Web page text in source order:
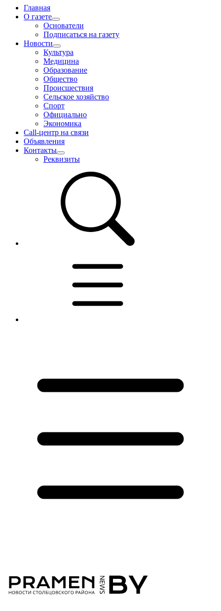
Главная
О газете
Основатели
Подписаться на газету
Новости
Культура
Медицина
Образование
Общество
Происшествия
Сельское хозяйство
Спорт
Официально
Экономика
Call-центр на связи
Объявления
Контакты
Реквизиты